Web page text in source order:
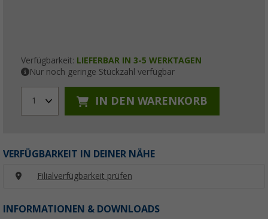
Verfügbarkeit: LIEFERBAR IN 3-5 WERKTAGEN
Nur noch geringe Stückzahl verfügbar
1 IN DEN WARENKORB
VERFÜGBARKEIT IN DEINER NÄHE
Filialverfügbarkeit prüfen
INFORMATIONEN & DOWNLOADS